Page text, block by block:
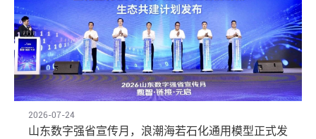
2026-07-24
山东数字强省宣传月，浪潮海若石化通用模型正式发